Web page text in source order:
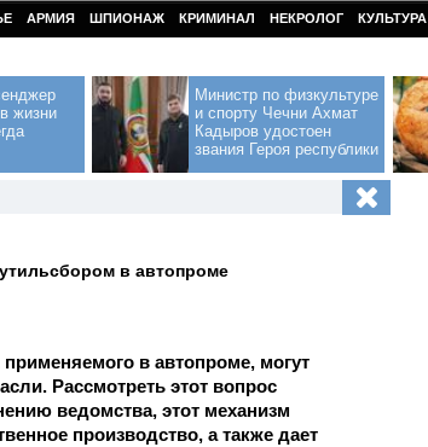
АРМИЯ ШПИОНАЖ КРИМИНАЛ НЕКРОЛОГ КУЛЬТУРА
жизни
Министр по физкультуре
и спорту Чечни Ахмат
Кадыров удостоен
звания Героя республики
в автопроме
в автопроме, могут
Рассмотреть этот вопрос
ведомства, этот механизм
производство, а также дает